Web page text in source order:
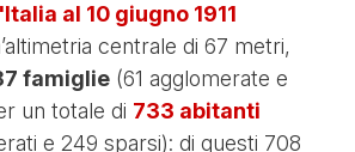
al 10 giugno 1911
centrale di 67 metri,
famiglie(61 agglomerate e
un totale di 733 abitanti
e 249 sparsi): di questi 708